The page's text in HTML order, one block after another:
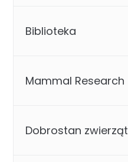
Biblioteka
Mammal Research
Dobrostan zwierząt